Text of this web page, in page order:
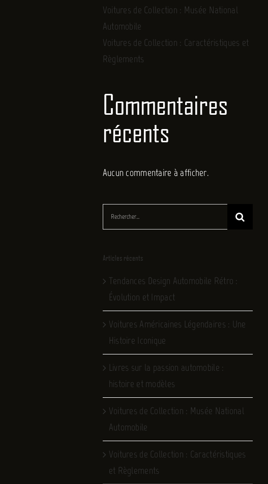
Voitures de Collection : Musée National
Automobile
Voitures de Collection : Caractéristiques et
Règlements
Commentaires
récents
Aucun commentaire à afficher.
Rechercher:
Articles récents
Tendances Design Automobile Rétro :
Évolution et Impact
Voitures Américaines Légendaires : Une
Histoire Iconique
Livres sur la passion automobile :
histoire et modèles
Voitures de Collection : Musée National
Automobile
Voitures de Collection : Caractéristiques
et Règlements